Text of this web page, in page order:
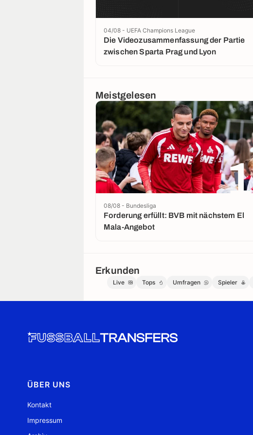
Die Videozusammenfassung der Partie
zwischen Sparta Prag und Lyon
04/08 - UEFA Champions League
Meistgelesen
1
Forderung erfüllt: BVB mit nächstem El
Mala-Angebot
08/08 - Bundesliga
Erkunden
Live Tops Umfragen Spieler
ÜBER UNS
Kontakt
Impressum